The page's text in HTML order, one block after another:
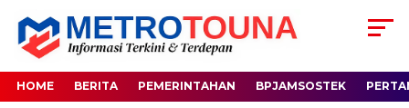
HOME BERITA PEMERINTAHAN BPJAMSOSTEK